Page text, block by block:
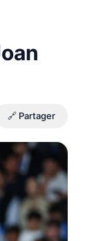
🔗 Partager